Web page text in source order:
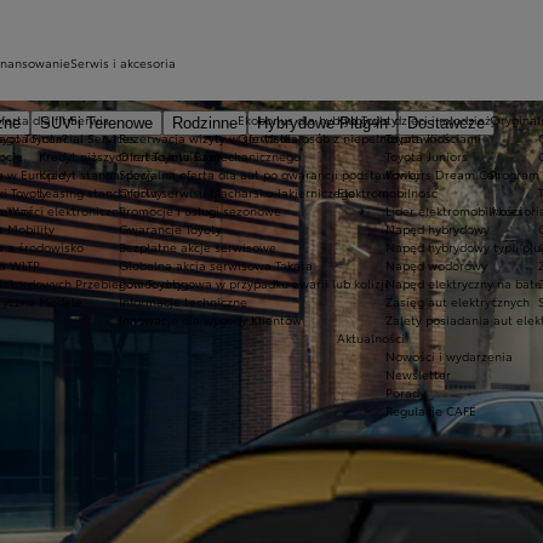
SUV i Terenowe Rodzinne Hybrydowe Plug-in
Dostawcze
Ekobonus dla hybryd Toyoty
Oferta dla osób z niepełnosprawnościami
Toyota?
w Europie
Toyoty
Way
Mobility
a środowisko
WLTP
Przebiegów Toyoty
Modele
Kluby dla dzieci i młodzieży
Toyota Kids
Toyota Juniors
Konkurs Dream Car
Elektromobilność
Lider elektromobilności
Napęd hybrydowy
Napęd hybrydowy typu
Napęd wodorowy
Napęd elektryczny na
Zasięg aut elektrycznych
Zalety posiadania aut
Aktualności
Nowości i wydarzenia
Newsletter
Porady
Regulacje CAFE
dla firm
Financial Services
Kredyt niższych rat Toyota Easy
Kredyt standardowy
Leasing standardowy
elektroniczne
Serwis i akcesoria
Serwis
Rezerwacja wizyty w serwisie
Oferta serwisu mechanicznego
Specjalna oferta dla aut po gwarancji podstawowej
Oferta serwisu blacharsko-lakierniczego
Promocje i usługi sezonowe
Gwarancje Toyoty
Bezpłatne akcje serwisowe
Globalna akcja serwisowa Takata
Pomoc drogowa w przypadku awarii lub kolizji
Informacje techniczne
Innowacje dla wygody Klientów
Program